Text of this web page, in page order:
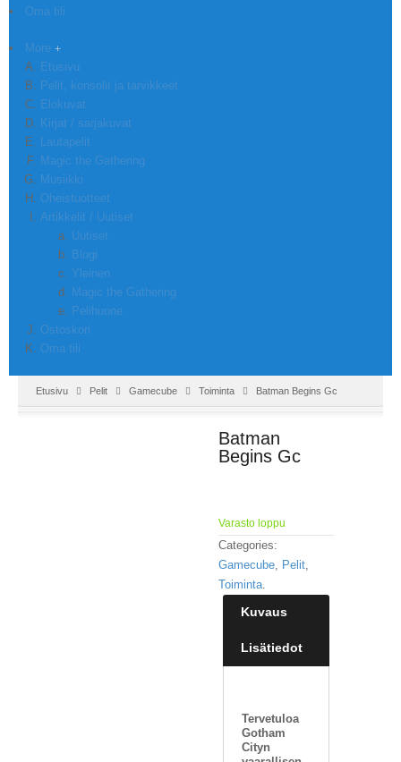
Oma tili
More
Etusivu
Pelit, konsolit ja tarvikkeet
Elokuvat
Kirjat / sarjakuvat
Lautapelit
Magic the Gathering
Musiikki
Oheistuotteet
Artikkelit / Uutiset
Uutiset
Blogi
Yleinen
Magic the Gathering
Pelihuone
Ostoskori
Oma tili
Etusivu Pelit Gamecube Toiminta Batman Begins Gc
Batman
Begins Gc
Varasto loppu
Categories:
Gamecube, Pelit,
Toiminta.
Kuvaus
Lisätiedot
Tervetuloa
Gotham
Cityn